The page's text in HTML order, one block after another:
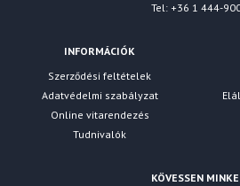
Tel: +36 1 444-
INFORMÁCIÓK
Szerződési feltételek
Adatvédelmi szabályzat
Online vitarendezés
Tudnivalók
KÖVESSEN